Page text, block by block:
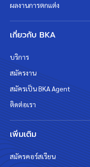
ผลงานการตกแต่ง
เกี่ยวกับ BKA
บริการ
สมัครงาน
สมัครเป็น BKA Agent
ติดต่อเรา
เพิ่มเติม
สมัครคอร์สเรียน